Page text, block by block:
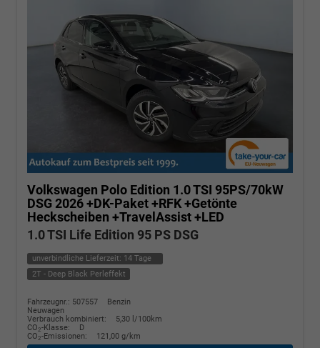
Volkswagen Polo Edition 1.0 TSI 95PS/70kW
DSG 2026 +DK-Paket +RFK +Getönte
Heckscheiben +TravelAssist +LED
1.0 TSI Life Edition 95 PS DSG
unverbindliche Lieferzeit: 14 Tage
2T - Deep Black Perleffekt
Fahrzeugnr.: 507557
Benzin
Neuwagen
Verbrauch kombiniert:
5,30 l/100km
CO2-Klasse:
D
CO2-Emissionen: 121,00 g/km